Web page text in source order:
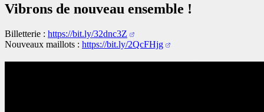
Vibrons de nouveau ensemble !
Billetterie : https://bit.ly/32dnc3Z
Nouveaux maillots : https://bit.ly/2QcFHjg